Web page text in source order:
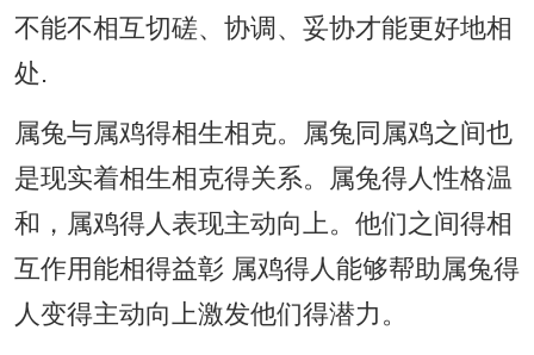
不能不相互切磋、协调、妥协才能更好地相
处.
属兔与属鸡得相生相克。属兔同属鸡之间也
是现实着相生相克得关系。属兔得人性格温
和，属鸡得人表现主动向上。他们之间得相
互作用能相得益彰 属鸡得人能够帮助属兔得
人变得主动向上激发他们得潜力。